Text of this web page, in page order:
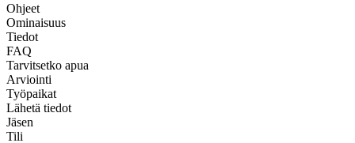
Ohjeet
Ominaisuus
Tiedot
FAQ
Tarvitsetko apua
Arviointi
Työpaikat
Lähetä tiedot
Jäsen
Tili